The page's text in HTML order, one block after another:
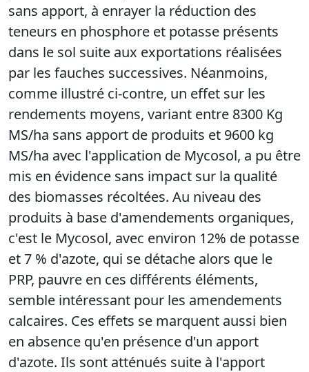
sans apport, à enrayer la réduction des
teneurs en phosphore et potasse présents
dans le sol suite aux exportations réalisées
par les fauches successives. Néanmoins,
comme illustré ci-contre, un effet sur les
rendements moyens, variant entre 8300 Kg
MS/ha sans apport de produits et 9600 kg
MS/ha avec l'application de Mycosol, a pu être
mis en évidence sans impact sur la qualité
des biomasses récoltées. Au niveau des
produits à base d'amendements organiques,
c'est le Mycosol, avec environ 12% de potasse
et 7 % d'azote, qui se détache alors que le
PRP, pauvre en ces différents éléments,
semble intéressant pour les amendements
calcaires. Ces effets se marquent aussi bien
en absence qu'en présence d'un apport
d'azote. Ils sont atténués suite à l'apport